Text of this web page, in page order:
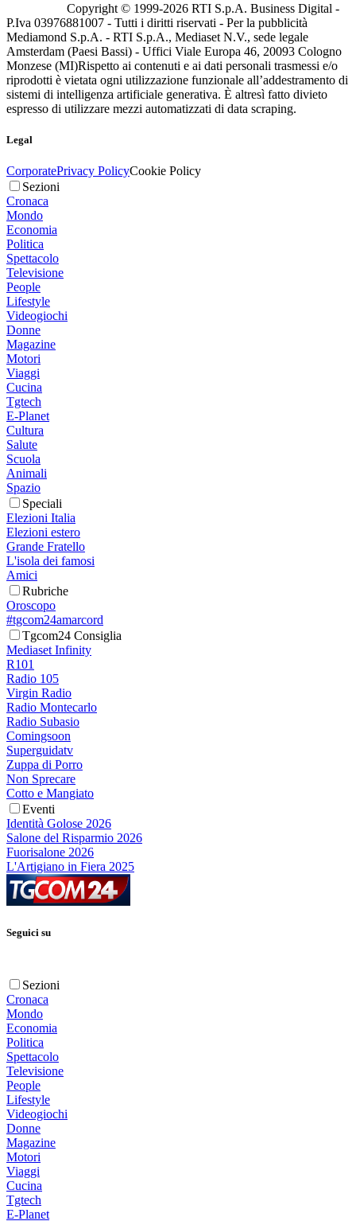
Copyright © 1999-2026 RTI S.p.A. Business Digital -
P.Iva 03976881007 - Tutti i diritti riservati - Per la pubblicità
Mediamond S.p.A. - RTI S.p.A., Mediaset N.V., sede legale
Amsterdam (Paesi Bassi) - Uffici Viale Europa 46, 20093 Cologno
Monzese (MI)Rispetto ai contenuti e ai dati personali trasmessi e/o
riprodotti è vietata ogni utilizzazione funzionale all’addestramento di
sistemi di intelligenza artificiale generativa. È altresì fatto divieto
espresso di utilizzare mezzi automatizzati di data scraping.
Legal
CorporatePrivacy PolicyCookie Policy
Sezioni
Cronaca
Mondo
Economia
Politica
Spettacolo
Televisione
People
Lifestyle
Videogiochi
Donne
Magazine
Motori
Viaggi
Cucina
Tgtech
E-Planet
Cultura
Salute
Scuola
Animali
Spazio
Speciali
Elezioni Italia
Elezioni estero
Grande Fratello
L'isola dei famosi
Amici
Rubriche
Oroscopo
#tgcom24amarcord
Tgcom24 Consiglia
Mediaset Infinity
R101
Radio 105
Virgin Radio
Radio Montecarlo
Radio Subasio
Comingsoon
Superguidatv
Zuppa di Porro
Non Sprecare
Cotto e Mangiato
Eventi
Identità Golose 2026
Salone del Risparmio 2026
Fuorisalone 2026
L'Artigiano in Fiera 2025
Seguici su
Sezioni
Cronaca
Mondo
Economia
Politica
Spettacolo
Televisione
People
Lifestyle
Videogiochi
Donne
Magazine
Motori
Viaggi
Cucina
Tgtech
E-Planet